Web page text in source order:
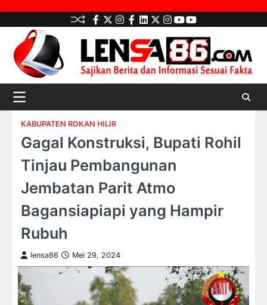
content
facebook
Twitter
instagram
Facebook
LinkedIn
twitter
Instagram
youtube
youtube
KABUPATEN ROKAN HILIR
Gagal Konstruksi, Bupati Rohil
Tinjau Pembangunan
Jembatan Parit Atmo
Bagansiapiapi yang Hampir
Rubuh
lensa86 Mei 29, 2024